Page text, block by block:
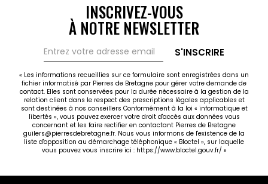
INSCRIVEZ-VOUS
À NOTRE NEWSLETTER
S'INSCRIRE
« Les informations recueillies sur ce formulaire sont enregistrées dans un
fichier informatisé par Pierres de Bretagne pour gérer votre demande de
contact. Elles sont conservées pour la durée nécessaire à la gestion de la
relation client dans le respect des prescriptions légales applicables et
sont destinées à nos conseillers Conformément à la loi « informatique et
libertés », vous pouvez exercer votre droit d'accès aux données vous
concernant et les faire rectifier en contactant Pierres de Bretagne
guilers@pierresdebretagne.fr. Nous vous informons de l'existence de la
liste d'opposition au démarchage téléphonique « Bloctel », sur laquelle
vous pouvez vous inscrire ici : https://www.bloctel.gouv.fr/ »